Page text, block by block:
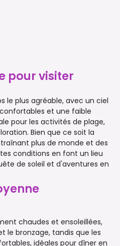
pour visiter
le plus agréable, avec un ciel
et une faible
pour les activités de plage,
Bien que ce soit la
plus de monde et des
conditions en font un lieu
de soleil et d'aventures en
chaudes et ensoleillées,
le bronzage, tandis que les
idéales pour dîner en